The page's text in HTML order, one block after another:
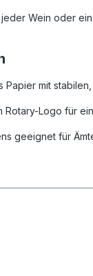
Wein oder
Papier mit
Rotary-Logo für
geeignet für